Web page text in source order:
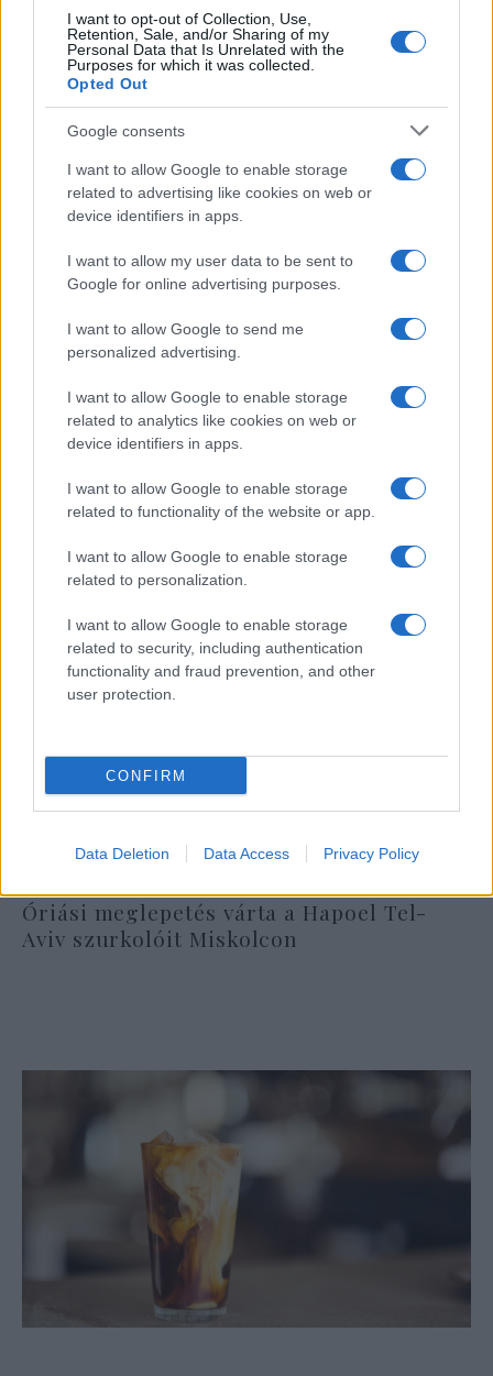
I want to opt-out of Collection, Use,
Retention, Sale, and/or Sharing of my
Personal Data that Is Unrelated with the
Purposes for which it was collected.
Opted Out
Google consents
I want to allow Google to enable storage
related to advertising like cookies on web or
device identifiers in apps.
I want to allow my user data to be sent to
Google for online advertising purposes.
I want to allow Google to send me
personalized advertising.
I want to allow Google to enable storage
related to analytics like cookies on web or
device identifiers in apps.
I want to allow Google to enable storage
related to functionality of the website or app.
I want to allow Google to enable storage
related to personalization.
I want to allow Google to enable storage
related to security, including authentication
functionality and fraud prevention, and other
user protection.
CONFIRM
Data Deletion Data Access Privacy Policy
Egy különleges családi járattal 140 új
alijázó érkezett Izraelbe
Óriási meglepetés várta a Hapoel Tel-
Aviv szurkolóit Miskolcon